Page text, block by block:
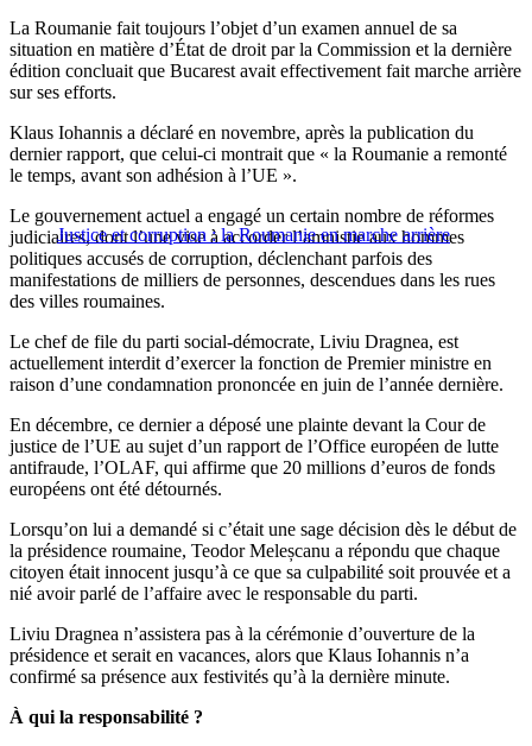
La Roumanie fait toujours l’objet d’un examen annuel de sa
situation en matière d’État de droit par la Commission et la dernière
édition concluait que Bucarest avait effectivement fait marche arrière
sur ses efforts.
Klaus Iohannis a déclaré en novembre, après la publication du
dernier rapport, que celui-ci montrait que « la Roumanie a remonté
le temps, avant son adhésion à l’UE ».
Justice et corruption : la Roumanie en marche arrière
Le gouvernement actuel a engagé un certain nombre de réformes
judiciaires, dont l’une vise à accorder l’amnistie aux hommes
politiques accusés de corruption, déclenchant parfois des
manifestations de milliers de personnes, descendues dans les rues
des villes roumaines.
Le chef de file du parti social-démocrate, Liviu Dragnea, est
actuellement interdit d’exercer la fonction de Premier ministre en
raison d’une condamnation prononcée en juin de l’année dernière.
En décembre, ce dernier a déposé une plainte devant la Cour de
justice de l’UE au sujet d’un rapport de l’Office européen de lutte
antifraude, l’OLAF, qui affirme que 20 millions d’euros de fonds
européens ont été détournés.
Lorsqu’on lui a demandé si c’était une sage décision dès le début de
la présidence roumaine, Teodor Meleșcanu a répondu que chaque
citoyen était innocent jusqu’à ce que sa culpabilité soit prouvée et a
nié avoir parlé de l’affaire avec le responsable du parti.
Liviu Dragnea n’assistera pas à la cérémonie d’ouverture de la
présidence et serait en vacances, alors que Klaus Iohannis n’a
confirmé sa présence aux festivités qu’à la dernière minute.
À qui la responsabilité ?